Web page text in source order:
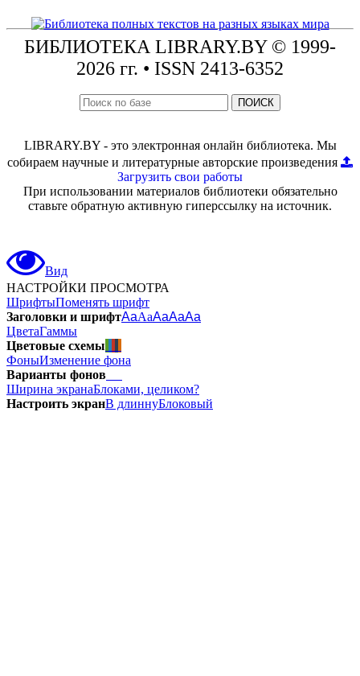
БИБЛИОТЕКА LIBRARY.BY © 1999-
2026 гг. • ISSN 2413-6352
ПОИСК
LIBRARY.BY - это электронная онлайн библиотека. Мы
собираем научные и литературные авторские произведения
Загрузить свои работы
При использовании материалов библиотеки обязательно
ставьте обратную активную гиперссылку на источник.
Вид
НАСТРОЙКИ ПРОСМОТРА
ШрифтыПоменять шрифт
Заголовки и шрифтAaAaAaAaAa
ЦветаГаммы
Цветовые схемы
ФоныИзменение фона
Варианты фонов
Ширина экранаБлоками, целиком?
Настроить экранВ длиннуБлоковый